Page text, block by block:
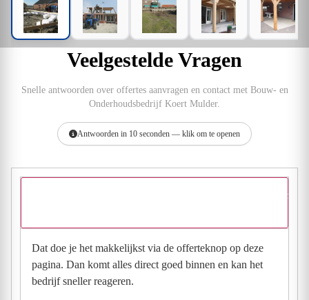
Veelgestelde Vragen
Snelle antwoorden over offertes aanvragen en contact met Bouw- en
Onderhoudsbedrijf Koert Mulder.
Antwoorden in 10 seconden — klik om te openen
Hoe vraag ik een offerte aan bij Bouw- en Onderhoudsbedrijf
Dat doe je het makkelijkst via de offerteknop op deze
pagina. Dan komt alles direct goed binnen en kan het
bedrijf sneller reageren.